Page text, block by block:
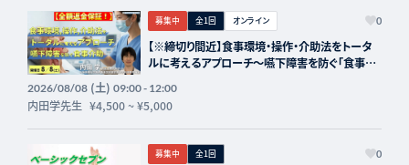
募集中 全1回 オンライン 0
【※締切り間近】食事環境・操作・介助法をトータ
ルに考えるアプローチ～嚥下障害を防ぐ「食事介
フォーライフ】
2026/08/08(土) 09:00 - 12:00
内田学先生 ¥4,500~¥5,000
募集中 全1回 0